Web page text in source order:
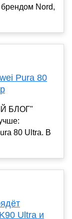
Nord,
Pura 80
БЛОГ"
80 Ultra. В
Ultra и